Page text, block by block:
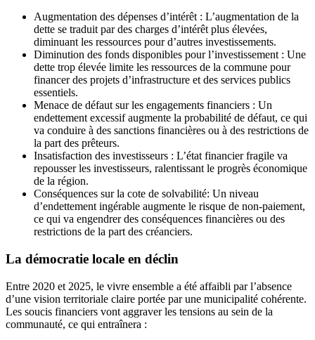
Augmentation des dépenses d’intérêt : L’augmentation de la
dette se traduit par des charges d’intérêt plus élevées,
diminuant les ressources pour d’autres investissements.
Diminution des fonds disponibles pour l’investissement : Une
dette trop élevée limite les ressources de la commune pour
financer des projets d’infrastructure et des services publics
essentiels.
Menace de défaut sur les engagements financiers : Un
endettement excessif augmente la probabilité de défaut, ce qui
va conduire à des sanctions financières ou à des restrictions de
la part des prêteurs.
Insatisfaction des investisseurs : L’état financier fragile va
repousser les investisseurs, ralentissant le progrès économique
de la région.
Conséquences sur la cote de solvabilité: Un niveau
d’endettement ingérable augmente le risque de non-paiement,
ce qui va engendrer des conséquences financières ou des
restrictions de la part des créanciers.
La démocratie locale en déclin
Entre 2020 et 2025, le vivre ensemble a été affaibli par l’absence
d’une vision territoriale claire portée par une municipalité cohérente.
Les soucis financiers vont aggraver les tensions au sein de la
communauté, ce qui entraînera :